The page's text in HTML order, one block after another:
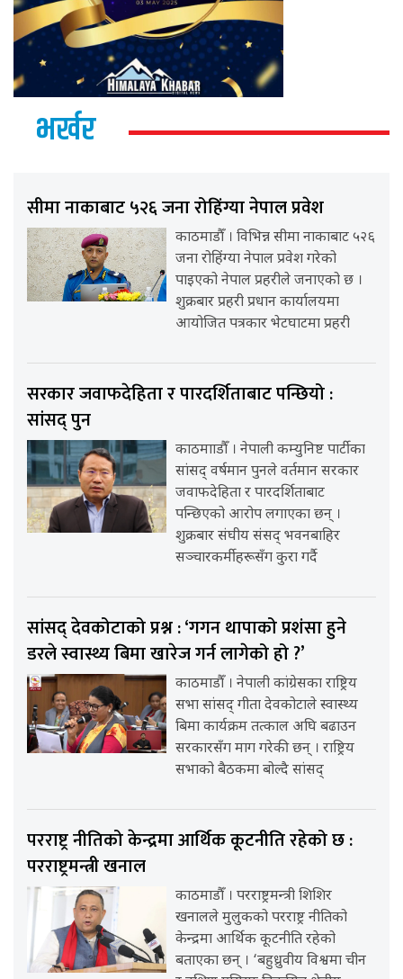
भर्खर
सीमा नाकाबाट ५२६ जना रोहिंग्या नेपाल प्रवेश
काठमाडौँ । विभिन्न सीमा नाकाबाट ५२६
जना रोहिंग्या नेपाल प्रवेश गरेको
पाइएको नेपाल प्रहरीले जनाएको छ ।
शुक्रबार प्रहरी प्रधान कार्यालयमा
आयोजित पत्रकार भेटघाटमा प्रहरी
सरकार जवाफदेहिता र पारदर्शिताबाट पन्छियो :
सांसद् पुन
काठमााडौँ । नेपाली कम्युनिष्ट पार्टीका
सांसद् वर्षमान पुनले वर्तमान सरकार
जवाफदेहिता र पारदर्शिताबाट
पन्छिएको आरोप लगाएका छन् ।
शुक्रबार संघीय संसद् भवनबाहिर
सञ्चारकर्मीहरूसँग कुरा गर्दै
सांसद् देवकोटाको प्रश्न : ‘गगन थापाको प्रशंसा हुने
डरले स्वास्थ्य बिमा खारेज गर्न लागेको हो ?’
काठमाडौँ । नेपाली कांग्रेसका राष्ट्रिय
सभा सांसद् गीता देवकोटाले स्वास्थ्य
बिमा कार्यक्रम तत्काल अघि बढाउन
सरकारसँग माग गरेकी छन् । राष्ट्रिय
सभाको बैठकमा बोल्दै सांसद्
परराष्ट्र नीतिको केन्द्रमा आर्थिक कूटनीति रहेको छ :
परराष्ट्रमन्त्री खनाल
काठमाडौँ । परराष्ट्रमन्त्री शिशिर
खनालले मुलुकको परराष्ट्र नीतिको
केन्द्रमा आर्थिक कूटनीति रहेको
बताएका छन् । ‘बहुध्रुवीय विश्वमा चीन